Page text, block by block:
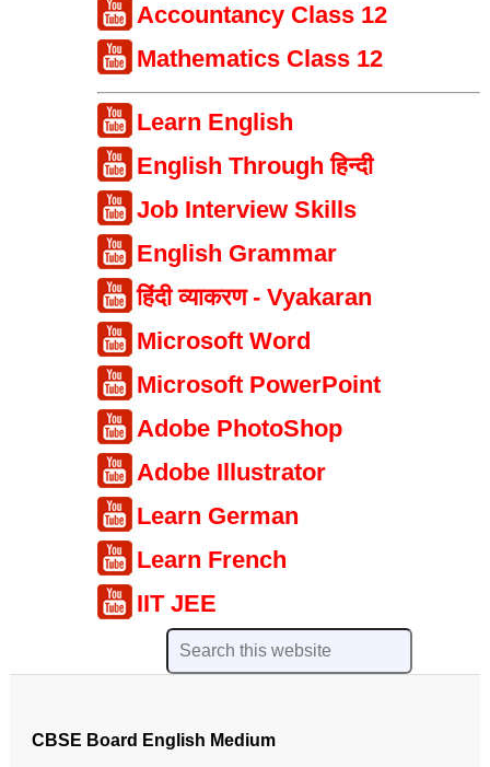
Accountancy Class 12
Mathematics Class 12
Learn English
English Through हिन्दी
Job Interview Skills
English Grammar
हिंदी व्याकरण - Vyakaran
Microsoft Word
Microsoft PowerPoint
Adobe PhotoShop
Adobe Illustrator
Learn German
Learn French
IIT JEE
CBSE Board English Medium